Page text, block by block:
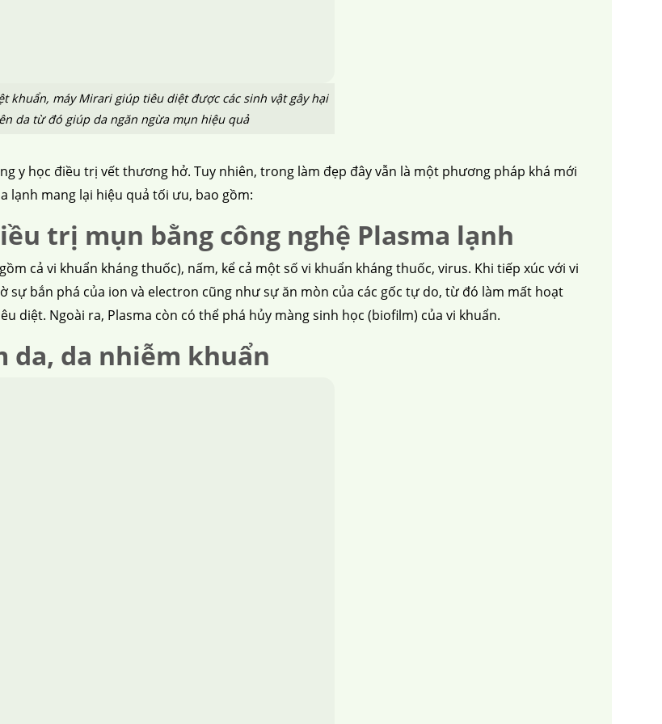
khuẩn, máy Mirari giúp tiêu diệt được các sinh vật gây hại
da từ đó giúp da ngăn ngừa mụn hiệu quả
y học điều trị vết thương hở. Tuy nhiên, trong làm đẹp đây vẫn là một phương pháp khá mới
lạnh mang lại hiệu quả tối ưu, bao gồm:
trị mụn bằng công nghệ Plasma lạnh
cả vi khuẩn kháng thuốc), nấm, kể cả một số vi khuẩn kháng thuốc, virus. Khi tiếp xúc với vi
sự bắn phá của ion và electron cũng như sự ăn mòn của các gốc tự do, từ đó làm mất hoạt
diệt. Ngoài ra, Plasma còn có thể phá hủy màng sinh học (biofilm) của vi khuẩn.
da nhiễm khuẩn